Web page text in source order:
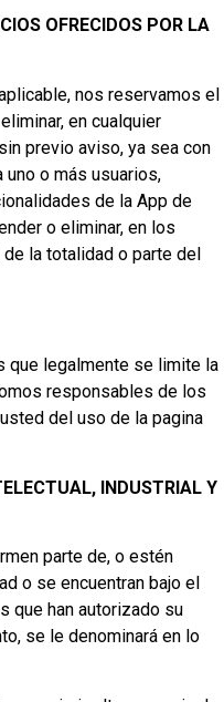
OFRECIDOS POR LA
nos reservamos el
en cualquier
previo aviso, ya sea con
uno o más usuarios,
de la App de
o eliminar, en los
la totalidad o parte del
que legalmente se limite la
responsables de los
del uso de la pagina
INDUSTRIAL Y
parte de, o estén
o se encuentran bajo el
que han autorizado su
se le denominará en lo